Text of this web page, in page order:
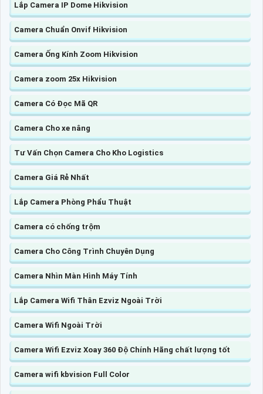
Lắp Camera IP Dome Hikvision
Camera Chuẩn Onvif Hikvision
Camera Ống Kính Zoom Hikvision
Camera zoom 25x Hikvision
Camera Có Đọc Mã QR
Camera Cho xe nâng
Tư Vấn Chọn Camera Cho Kho Logistics
Camera Giá Rẻ Nhất
Lắp Camera Phòng Phẩu Thuật
Camera có chống trộm
Camera Cho Công Trình Chuyên Dụng
Camera Nhìn Màn Hình Máy Tính
Lắp Camera Wifi Thân Ezviz Ngoài Trời
Camera Wifi Ngoài Trời
Camera Wifi Ezviz Xoay 360 Độ Chính Hãng chất lượng tốt
Camera wifi kbvision Full Color